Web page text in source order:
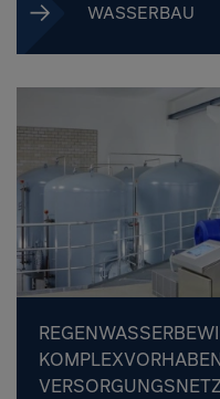
WASSERBAU